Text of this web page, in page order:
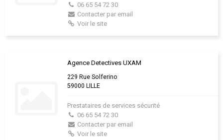
06 65 54 72 30
Contacter par email
Voir le site
Agence Detectives UXAM
229 Rue Solferino
59000 LILLE
Prestataires de services sécurité
06 65 54 72 30
Contacter par email
Voir le site